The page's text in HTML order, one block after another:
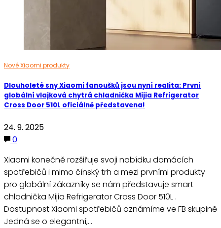
Nové Xiaomi produkty
Dlouholeté sny Xiaomi fanoušků jsou nyní realita: První
globální vlajková chytrá chladnička Mijia Refrigerator
Cross Door 510L oficiálně představena!
24. 9. 2025
0
Xiaomi konečně rozšiřuje svoji nabídku domácích
spotřebičů i mimo čínský trh a mezi prvními produkty
pro globální zákazníky se nám představuje smart
chladnička Mijia Refrigerator Cross Door 510L .
Dostupnost Xiaomi spotřebičů oznámíme ve FB skupině
Jedná se o elegantní,…